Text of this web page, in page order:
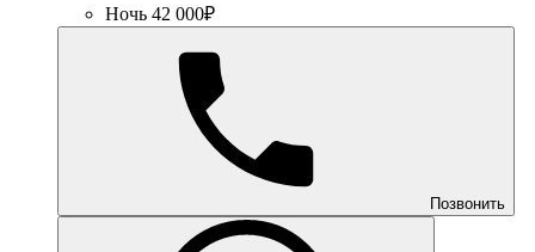
Ночь 42 000₽
Позвонить